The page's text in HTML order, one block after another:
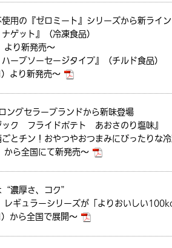
用の『ゼロミート』シリーズから新ライ
ゲット』（冷凍食品）
より新発売～
ーブソーセージタイプ』（チルド食品）
より新発売～
ングセラーブランドから新味登場
ック フライドポテト あおさのり塩味』
とチン！おやつやおつまみにぴったりな
ら全国にて新発売～
“濃厚さ、コク”
レギュラーシリーズが「よりおいしい
から全国で展開～